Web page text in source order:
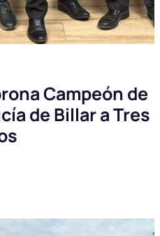
Campeón de
de Billar a Tres